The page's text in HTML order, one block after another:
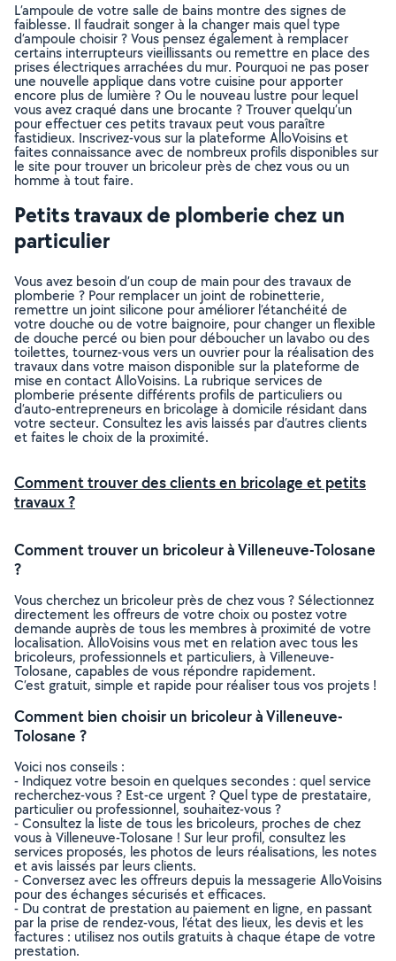
L’ampoule de votre salle de bains montre des signes de
faiblesse. Il faudrait songer à la changer mais quel type
d’ampoule choisir ? Vous pensez également à remplacer
certains interrupteurs vieillissants ou remettre en place des
prises électriques arrachées du mur. Pourquoi ne pas poser
une nouvelle applique dans votre cuisine pour apporter
encore plus de lumière ? Ou le nouveau lustre pour lequel
vous avez craqué dans une brocante ? Trouver quelqu’un
pour effectuer ces petits travaux peut vous paraître
fastidieux. Inscrivez-vous sur la plateforme AlloVoisins et
faites connaissance avec de nombreux profils disponibles sur
le site pour trouver un bricoleur près de chez vous ou un
homme à tout faire.
Petits travaux de plomberie chez un
particulier
Vous avez besoin d’un coup de main pour des travaux de
plomberie ? Pour remplacer un joint de robinetterie,
remettre un joint silicone pour améliorer l’étanchéité de
votre douche ou de votre baignoire, pour changer un flexible
de douche percé ou bien pour déboucher un lavabo ou des
toilettes, tournez-vous vers un ouvrier pour la réalisation des
travaux dans votre maison disponible sur la plateforme de
mise en contact AlloVoisins. La rubrique services de
plomberie présente différents profils de particuliers ou
d’auto-entrepreneurs en bricolage à domicile résidant dans
votre secteur. Consultez les avis laissés par d’autres clients
et faites le choix de la proximité.
Comment trouver des clients en bricolage et petits
travaux ?
Comment trouver un bricoleur à Villeneuve-Tolosane
?
Vous cherchez un bricoleur près de chez vous ? Sélectionnez
directement les offreurs de votre choix ou postez votre
demande auprès de tous les membres à proximité de votre
localisation. AlloVoisins vous met en relation avec tous les
bricoleurs, professionnels et particuliers, à Villeneuve-
Tolosane, capables de vous répondre rapidement.
C’est gratuit, simple et rapide pour réaliser tous vos projets !
Comment bien choisir un bricoleur à Villeneuve-
Tolosane ?
Voici nos conseils :
- Indiquez votre besoin en quelques secondes : quel service
recherchez-vous ? Est-ce urgent ? Quel type de prestataire,
particulier ou professionnel, souhaitez-vous ?
- Consultez la liste de tous les bricoleurs, proches de chez
vous à Villeneuve-Tolosane ! Sur leur profil, consultez les
services proposés, les photos de leurs réalisations, les notes
et avis laissés par leurs clients.
- Conversez avec les offreurs depuis la messagerie AlloVoisins
pour des échanges sécurisés et efficaces.
- Du contrat de prestation au paiement en ligne, en passant
par la prise de rendez-vous, l’état des lieux, les devis et les
factures : utilisez nos outils gratuits à chaque étape de votre
prestation.